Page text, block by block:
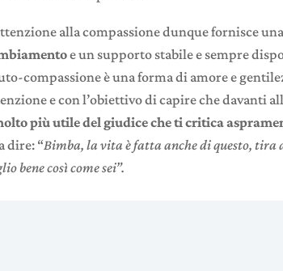
alla compassione dunque fornisce
e un supporto stabile e sempre
compassione è una forma di amore e
e con l’obiettivo di capire che davanti
più utile del giudice che ti critica
dire: “Bimba, la vita è fatta anche di questo,
bene così come sei”.